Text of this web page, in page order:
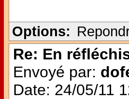
Options:
Re: En
Envoyé par:
Date: 24/05/11